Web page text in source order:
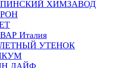
ХИМЗАВОД
Италия
УТЕНОК
ЛАЙФ